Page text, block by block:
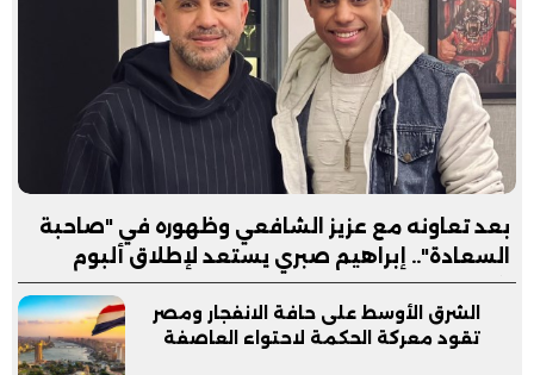
بعد تعاونه مع عزيز الشافعي وظهوره في "صاحبة
السعادة".. إبراهيم صبري يستعد لإطلاق ألبوم
"كلام"
الشرق الأوسط على حافة الانفجار ومصر
تقود معركة الحكمة لاحتواء العاصفة